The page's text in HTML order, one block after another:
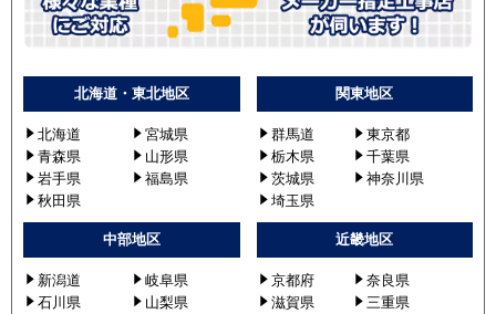
北海道・東北地区
北海道
宮城県
青森県
山形県
岩手県
福島県
秋田県
関東地区
群馬道
東京都
栃木県
千葉県
茨城県
神奈川県
埼玉県
中部地区
新潟道
岐阜県
石川県
山梨県
近畿地区
京都府
奈良県
滋賀県
三重県